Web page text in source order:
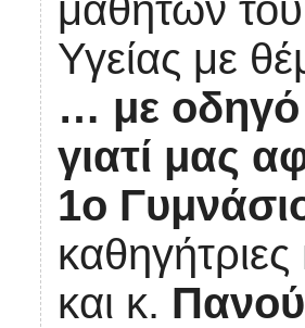
μαθητών
Υγείας με
… με οδηγό
γιατί μας
1ο
καθηγήτριες
και κ.